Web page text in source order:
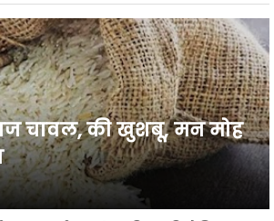
चावल, की खुशबू, मन मोह
राज्य स्तरीय शालेय क्रीड़ा प्रतियोगिता
27 में प्...